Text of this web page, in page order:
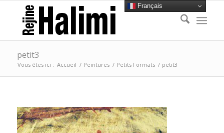
petit3
Vous êtes ici : Accueil / Peintures / Petits Formats / petit3
Français